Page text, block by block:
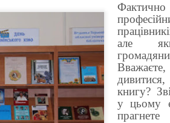
Факти
але
книгу?
у цьому
Філарет Колесса«ВІДЛУННЯ